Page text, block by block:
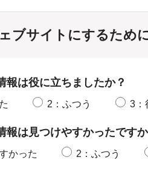
ブサイトにするため
報は役に立ちましたか？
2：ふつう 3：
報は見つけやすかったですか
かった 2：ふつう